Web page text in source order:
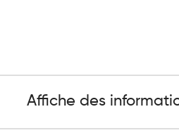
Affiche des